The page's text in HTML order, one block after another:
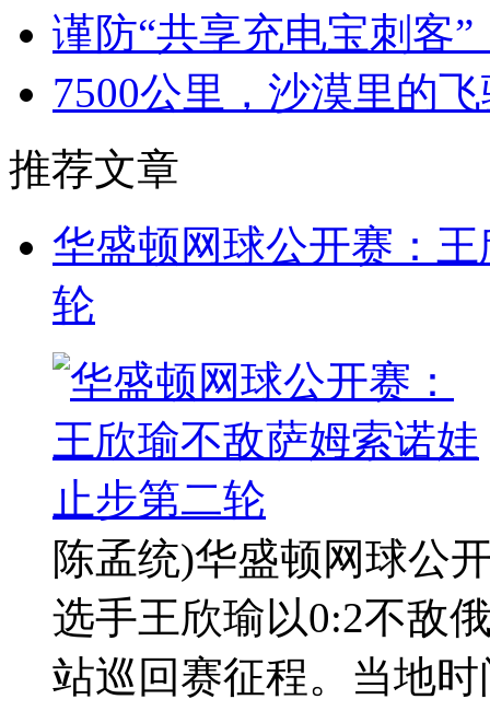
谨防“共享充电宝刺客
7500公里，沙漠里的
推荐文章
华盛顿网球公开赛：
轮
陈孟统)华盛顿网球公
选手王欣瑜以0:2不敌
站巡回赛征程。当地